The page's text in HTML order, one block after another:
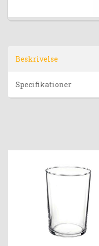
Beskrivelse
Specifikationer